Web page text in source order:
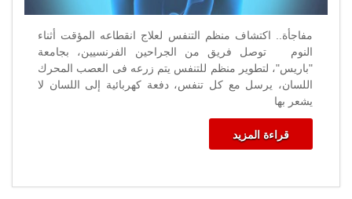
مفاجأة.. اكتشاف منظم التنفس لعلاج انقطاعه المؤقت أثناء
النوم توصل فريق من الجراحين الفرنسيين، بجامعة
"باريس"، لتطوير منظم للتنفس يتم زرعه فى العصب المحرك
اللسان، يرسل مع كل تنفس، دفعة كهربائية إلى اللسان لا
يشعر بها
قراءة المزيد